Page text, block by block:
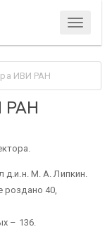
Меню
ИВИ РАН
РАН
д.и.н. М. А. Липкин.
роздано 40,
– 136.